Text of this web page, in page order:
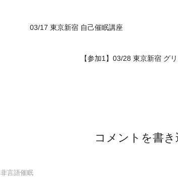
03/17 東京新宿 自己催眠講座
【参加1】03/28 東京新宿 グ
コメントを書き
非言語催眠